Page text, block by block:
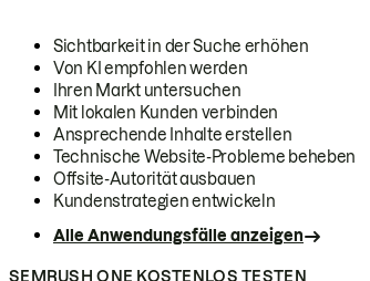
Sichtbarkeit in der Suche erhöhen
Von KI empfohlen werden
Ihren Markt untersuchen
Mit lokalen Kunden verbinden
Ansprechende Inhalte erstellen
Technische Website-Probleme beheben
Offsite-Autorität ausbauen
Kundenstrategien entwickeln
Alle Anwendungsfälle anzeigen
SEMRUSH ONE KOSTENLOS TESTEN